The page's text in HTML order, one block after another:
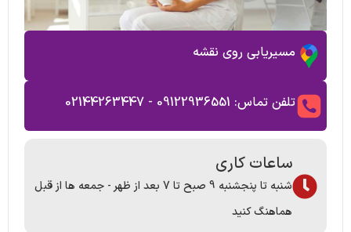
مسیریابی روی نقشه
تلفن تماس: 09122936551 - 02144263447
ساعات کاری
شنبه تا پنجشنبه 9 صبح تا 7 بعد از ظهر - جمعه ها از قبل
هماهنگ کنید